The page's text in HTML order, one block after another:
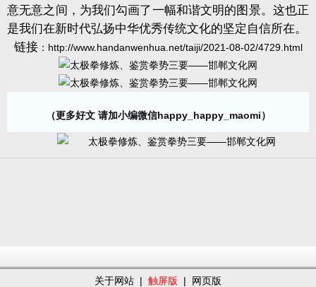
意无意之间，为我们勾画了一幅和谐文明的图景。这也正
是我们在新时代弘扬中华优秀传统文化的坚定自信所在。
链接： http://www.handanwenhua.net/taiji/2021-08-02/4729.html
（更多好文 请加小编微信happy_happy_maomi）
关于网站 | 触屏版 | 网页版